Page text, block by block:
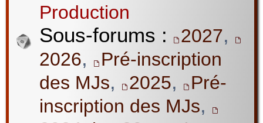
Production
Sous-forums : 2027,
2026,
Pré-inscription
des MJs, 2025,
Pré-
inscription des MJs,